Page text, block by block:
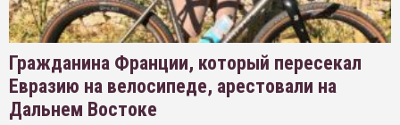
Гражданина Франции, который пересекал
Евразию на велосипеде, арестовали на
Дальнем Востоке